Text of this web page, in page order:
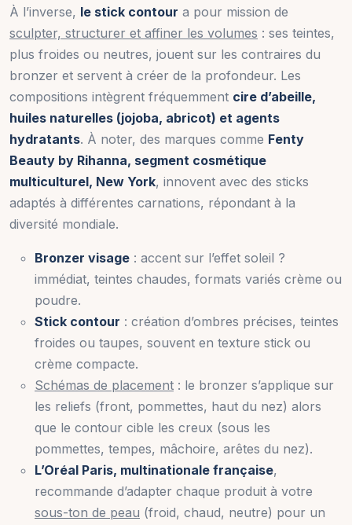
À l’inverse, le stick contour a pour mission de
sculpter, structurer et affiner les volumes : ses teintes,
plus froides ou neutres, jouent sur les contraires du
bronzer et servent à créer de la profondeur. Les
compositions intègrent fréquemment cire d’abeille,
huiles naturelles (jojoba, abricot) et agents
hydratants. À noter, des marques comme Fenty
Beauty by Rihanna, segment cosmétique
multiculturel, New York, innovent avec des sticks
adaptés à différentes carnations, répondant à la
diversité mondiale.
Bronzer visage : accent sur l’effet soleil ?
immédiat, teintes chaudes, formats variés crème ou
poudre.
Stick contour : création d’ombres précises, teintes
froides ou taupes, souvent en texture stick ou
crème compacte.
Schémas de placement : le bronzer s’applique sur
les reliefs (front, pommettes, haut du nez) alors
que le contour cible les creux (sous les
pommettes, tempes, mâchoire, arêtes du nez).
L’Oréal Paris, multinationale française,
recommande d’adapter chaque produit à votre
sous-ton de peau (froid, chaud, neutre) pour un